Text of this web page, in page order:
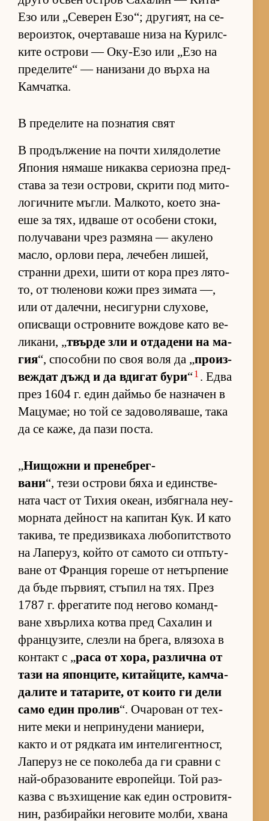
Езо или „Се­ве­рен Езо“; дру­ги­ят, на се­
ве­ро­из­ток, очер­та­ваше низа на Ку­рил­с­
ките ос­т­рови — Оку-Езо или „Езо на
пре­де­ли­те“ — на­ни­зани до върха на
Кам­чат­ка.
В пределите на познатия свят
В про­дъл­же­ние на почти хи­ля­до­ле­тие
Япо­ния ня­маше ни­каква се­ри­озна пред­
с­тава за тези ос­т­ро­ви, скрити под ми­то­
ло­гич­ните мъг­ли. Мал­ко­то, ко­ето зна­
еше за тях, ид­ваше от осо­бени сто­ки,
по­лу­ча­вани чрез раз­мяна — аку­лено
мас­ло, ор­лови пе­ра, ле­че­бен ли­шей,
странни дре­хи, шити от кора през ля­то­
то, от тю­ле­нови кожи през зи­мата —,
или от да­леч­ни, не­си­гурни слу­хо­ве,
опис­ващи ос­т­ров­ните вож­дове като ве­
ли­ка­ни, „твърде зли и от­да­дени на ма­
гия“, спо­собни по своя воля да „про­из­
веж­дат дъжд и да вди­гат бури“1 . Едва
през 1604 г. един дай­мьо бе наз­на­чен в
Ма­цу­мае; но той се за­до­во­ля­ва­ше, така
да се ка­же, да пази пос­та.
„Ни­щожни и пре­неб­рег­
вани“, тези ос­т­рови бяха и един­с­т­ве­
ната част от Ти­хия оке­ан, из­бяг­нала не­у­
мор­ната дей­ност на ка­пи­тан Кук. И като
та­ки­ва, те пре­диз­ви­каха лю­бо­пит­с­твото
на Ла­пе­руз, който от са­мото си от­пъ­ту­
ване от Фран­ция го­реше от не­тър­пе­ние
да бъде пър­ви­ят, стъ­пил на тях. През
1787 г. фре­га­тите под не­гово ко­ман­д­
ване хвър­лиха котва пред Са­ха­лин и
фран­цу­зи­те, слезли на бре­га, вля­зоха в
кон­такт с „раса от хо­ра, раз­лична от
тази на япон­ци­те, ки­тай­ци­те, кам­ча­
да­лите и та­та­ри­те, от ко­ито ги дели
само един про­лив“. Оча­ро­ван от тех­
ните меки и неп­ри­ну­дени ма­ни­е­ри,
както и от ряд­ката им ин­те­ли­ген­т­ност,
Ла­пе­руз не се по­ко­леба да ги сравни с
най-об­ра­зо­ва­ните ев­ро­пей­ци. Той раз­
казва с въз­хи­ще­ние как един ос­т­ро­ви­тя­
нин, раз­би­райки не­го­вите мол­би, хвана